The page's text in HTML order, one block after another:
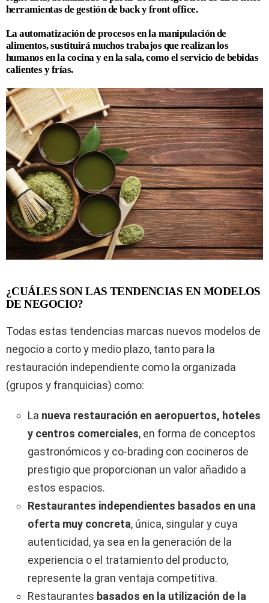
herramientas de gestión de back y front office.
La automatización de procesos en la manipulación de
alimentos, sustituirá muchos trabajos que realizan los
humanos en la cocina y en la sala, como el servicio de bebidas
calientes y frías.
¿CUÁLES SON LAS TENDENCIAS EN MODELOS
DE NEGOCIO?
Todas estas tendencias marcas nuevos modelos de
negocio a corto y medio plazo, tanto para la
restauración independiente como la organizada
(grupos y franquicias) como:
La nueva restauración en aeropuertos, hoteles
y centros comerciales, en forma de conceptos
gastronómicos y co-brading con cocineros de
prestigio que proporcionan un valor añadido a
estos espacios.
Restaurantes independientes basados en una
oferta muy concreta, única, singular y cuya
autenticidad, ya sea en la generación de la
experiencia o el tratamiento del producto,
represente la gran ventaja competitiva.
Restaurantes basados en la utilización de la